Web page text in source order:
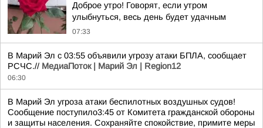
Доброе утро! Говорят, если утром
улыбнуться, весь день будет удачным
07:33
В Марий Эл с 03:55 объявили угрозу атаки БПЛА, сообщает
РСЧС.// МедиаПоток | Марий Эл | Region12
06:30
В Марий Эл угроза атаки беспилотных воздушных судов!
Сообщение поступило3:45 от Комитета гражданской обороны
и защиты населения. Сохраняйте спокойствие, примите меры